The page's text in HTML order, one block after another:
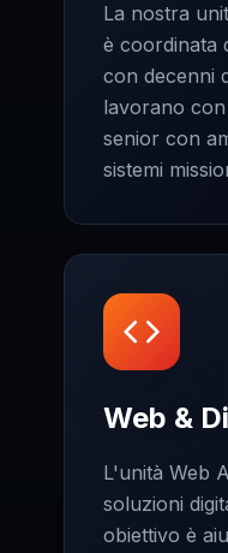
La nostra
è coordinata
con decenni
lavorano con
senior con
sistemi
Web &
L'unità Web
soluzioni
obiettivo è